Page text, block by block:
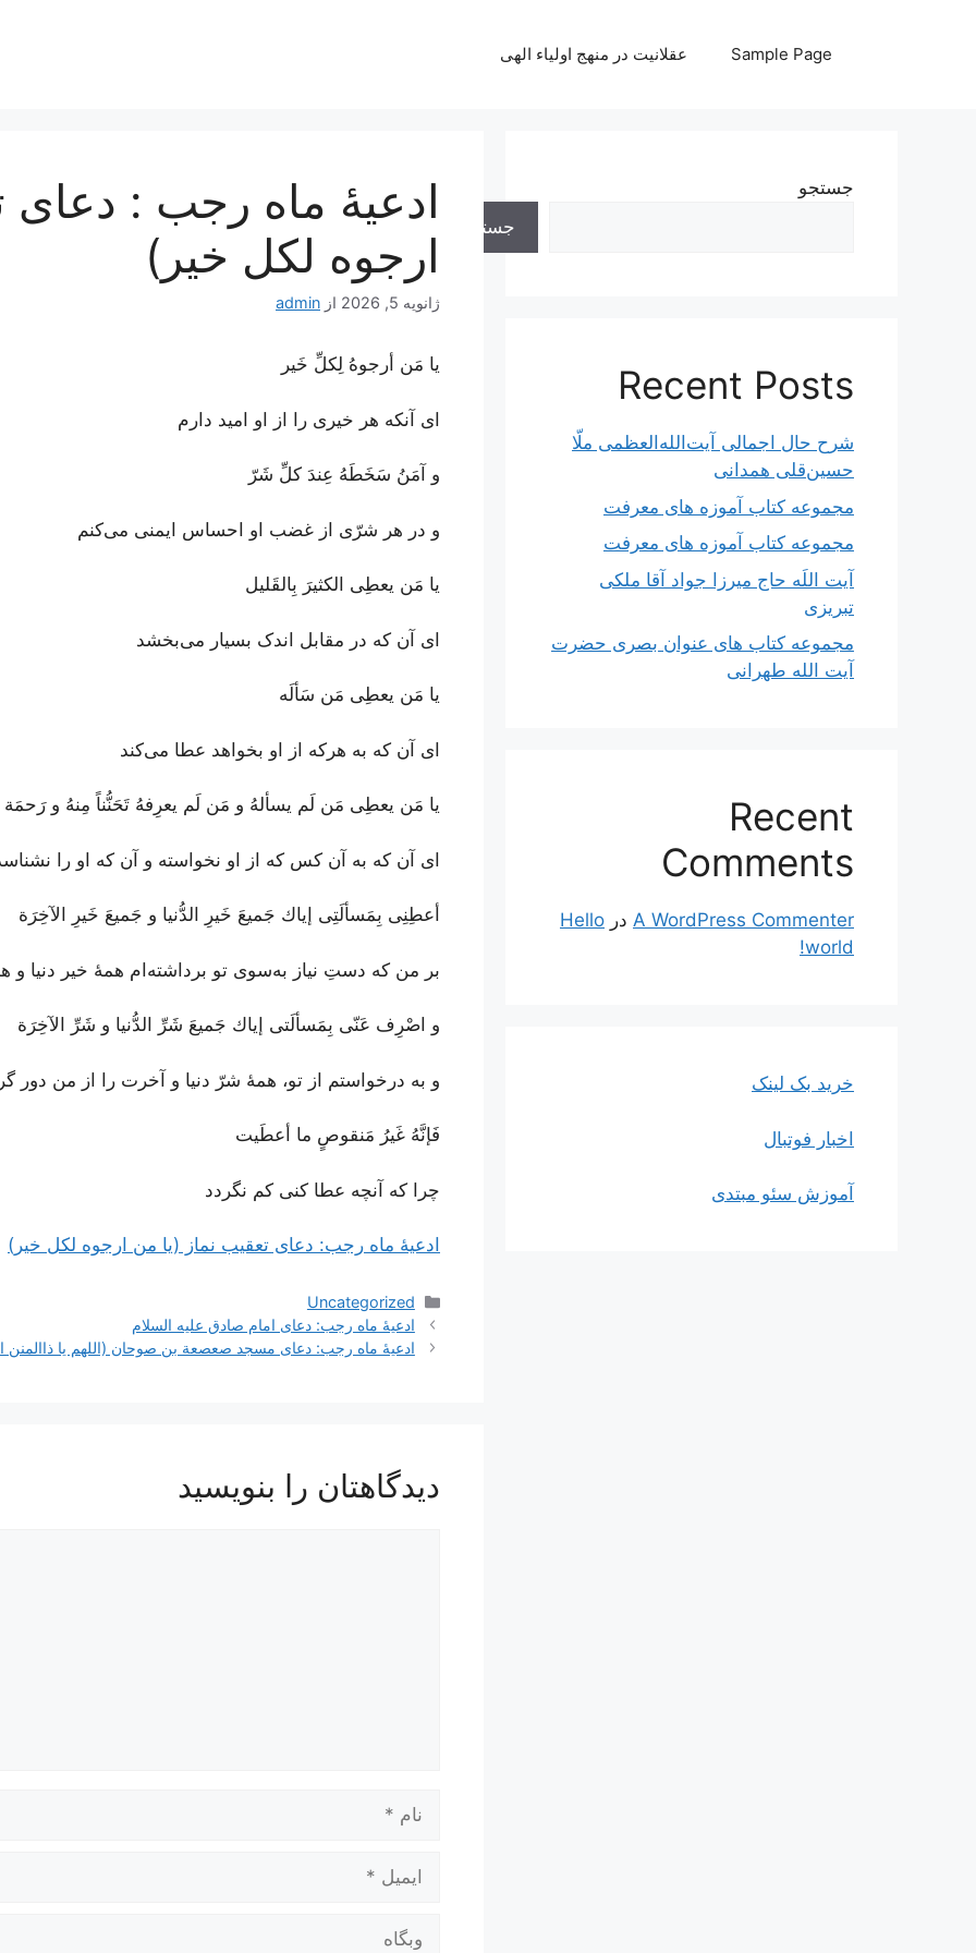
Sample Page عقلانیت در منهج اولیاء الهی
ادعیۀ ماه رجب : دعای
ارجوه لکل خیر)
ژانویه 5, 2026 از admin
يا مَن أرجوهُ لِكلِّ خَير
ای آنکه هر خیری را از او امید دارم
و آمَنُ سَخَطَهُ عِندَ كلِّ شَرّ
و در هر شرّی از غضب او احساس ایمنی می‌کنم
يا مَن يعطِى الكثيرَ بِالقَليل
ای آن که در مقابل اندک بسیار می‌بخشد
يا مَن يعطِى مَن سَألَه
ای آن که به هرکه از او بخواهد عطا می‌کند
يا مَن يعطِى مَن لَم يسألهُ و مَن لَم يعرِفهُ تَحَنُّناً مِنهُ و رَحمَة
ای آن که به آن ‌کس که از او نخواسته و آن که او را
أعطِنِى بِمَسألَتِى إياك جَميعَ خَيرِ الدُّنيا و جَميعَ خَيرِ الآخِرَة
بر من که دستِ نیاز به‌سوی تو برداشته‌ام همۀ خیر دنیا
و اصْرِف عَنّى بِمَسألَتى إياك جَميعَ شَرِّ الدُّنيا و شَرِّ الآخِرَة
و به درخواستم از تو، همۀ شرّ دنیا و آخرت را از من دور
فَإنَّهُ غَيرُ مَنقوصٍ ما أعطَيت
چرا که آنچه عطا کنی کم نگردد
ادعیۀ ماه رجب: دعای تعقیب نماز (یا من ارجوه لکل خیر)
دسته‌ها
Uncategorized
ناوبری
نوشته‌ها
ادعیۀ ماه رجب: دعای امام صادق علیه السلام
ادعیۀ ماه رجب: دعای مسجد صعصعة بن صوحان (اللهم یا ذاالمنن
دیدگاهتان را بنویسید
ایمیل
وبگاه
جستجو
جستجو
Recent Posts
شرح حال اجمالی آیت‌الله‌العظمی ملّا
حسین‌قلی همدانی
مجموعه کتاب آموزه های معرفت
مجموعه کتاب آموزه های معرفت
آیت اللَه حاج میرزا جواد آقا ملکی
تبریزی
مجموعه کتاب های عنوان بصری حضرت
آیت الله طهرانی
Recent
Comments
A WordPress Commenter در Hello
world!
خرید بک لینک
اخبار فوتبال
آموزش سئو مبتدی